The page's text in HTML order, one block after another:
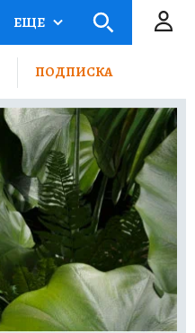
ЕЩЕ
ПОДПИСКА